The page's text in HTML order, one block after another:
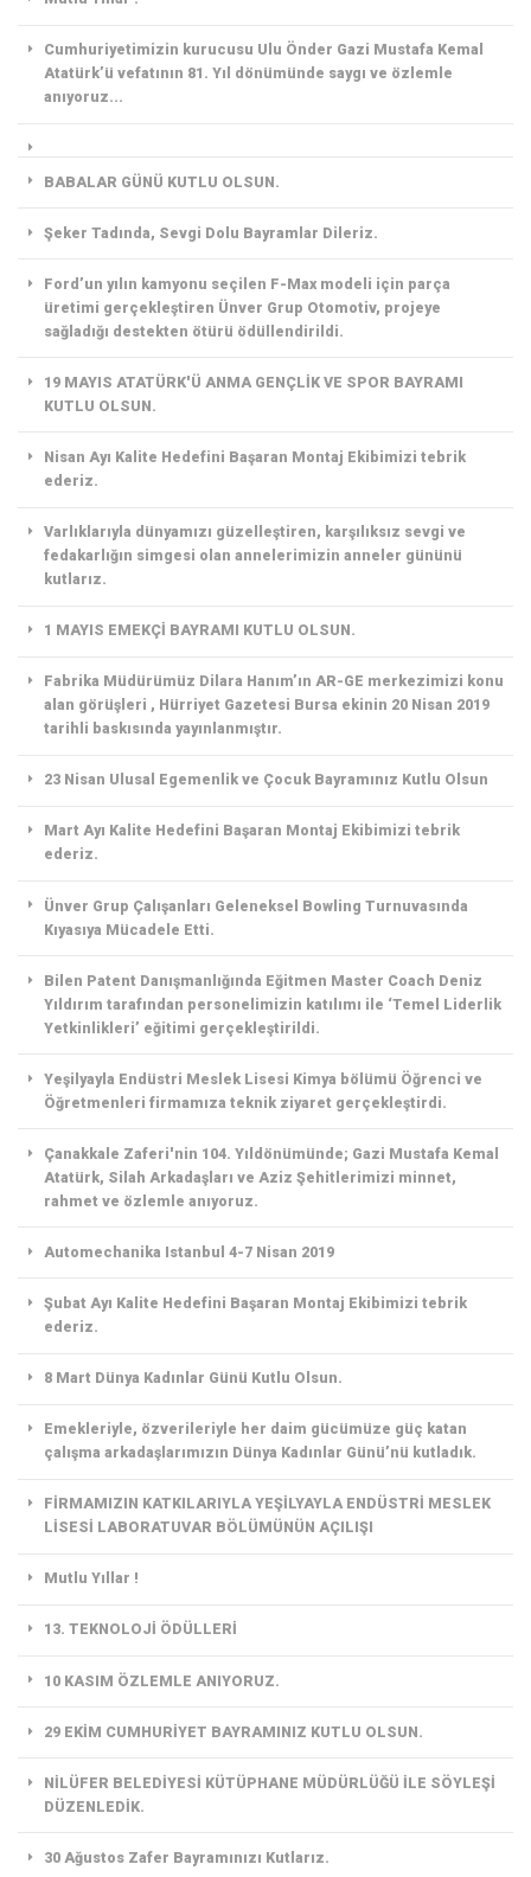
Cumhuriyetimizin kurucusu Ulu Önder Gazi Mustafa Kemal
Atatürk’ü vefatının 81. Yıl dönümünde saygı ve özlemle
anıyoruz...
BABALAR GÜNÜ KUTLU OLSUN.
Şeker Tadında, Sevgi Dolu Bayramlar Dileriz.
Ford’un yılın kamyonu seçilen F-Max modeli için parça
üretimi gerçekleştiren Ünver Grup Otomotiv, projeye
sağladığı destekten ötürü ödüllendirildi.
19 MAYIS ATATÜRK'Ü ANMA GENÇLİK VE SPOR BAYRAMI
KUTLU OLSUN.
Nisan Ayı Kalite Hedefini Başaran Montaj Ekibimizi tebrik
ederiz.
Varlıklarıyla dünyamızı güzelleştiren, karşılıksız sevgi ve
fedakarlığın simgesi olan annelerimizin anneler gününü
kutlarız.
1 MAYIS EMEKÇİ BAYRAMI KUTLU OLSUN.
Fabrika Müdürümüz Dilara Hanım’ın AR-GE merkezimizi konu
alan görüşleri , Hürriyet Gazetesi Bursa ekinin 20 Nisan 2019
tarihli baskısında yayınlanmıştır.
23 Nisan Ulusal Egemenlik ve Çocuk Bayramınız Kutlu Olsun
Mart Ayı Kalite Hedefini Başaran Montaj Ekibimizi tebrik
ederiz.
Ünver Grup Çalışanları Geleneksel Bowling Turnuvasında
Kıyasıya Mücadele Etti.
Bilen Patent Danışmanlığında Eğitmen Master Coach Deniz
Yıldırım tarafından personelimizin katılımı ile ‘Temel Liderlik
Yetkinlikleri’ eğitimi gerçekleştirildi.
Yeşilyayla Endüstri Meslek Lisesi Kimya bölümü Öğrenci ve
Öğretmenleri firmamıza teknik ziyaret gerçekleştirdi.
Çanakkale Zaferi'nin 104. Yıldönümünde; Gazi Mustafa Kemal
Atatürk, Silah Arkadaşları ve Aziz Şehitlerimizi minnet,
rahmet ve özlemle anıyoruz.
Automechanika Istanbul 4-7 Nisan 2019
Şubat Ayı Kalite Hedefini Başaran Montaj Ekibimizi tebrik
ederiz.
8 Mart Dünya Kadınlar Günü Kutlu Olsun.
Emekleriyle, özverileriyle her daim gücümüze güç katan
çalışma arkadaşlarımızın Dünya Kadınlar Günü’nü kutladık.
FİRMAMIZIN KATKILARIYLA YEŞİLYAYLA ENDÜSTRİ MESLEK
LİSESİ LABORATUVAR BÖLÜMÜNÜN AÇILIŞI
Mutlu Yıllar !
13. TEKNOLOJİ ÖDÜLLERİ
10 KASIM ÖZLEMLE ANIYORUZ.
29 EKİM CUMHURİYET BAYRAMINIZ KUTLU OLSUN.
NİLÜFER BELEDİYESİ KÜTÜPHANE MÜDÜRLÜĞÜ İLE SÖYLEŞİ
DÜZENLEDİK.
30 Ağustos Zafer Bayramınızı Kutlarız.